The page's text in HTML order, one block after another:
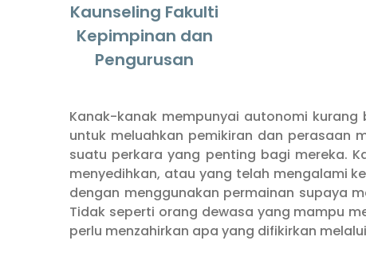
Kaunseling Fakulti
Kepimpinan dan
Pengurusan
Kanak-kanak mempunyai autonomi
untuk meluahkan pemikiran dan perasaan
suatu perkara yang penting bagi mereka.
menyedihkan, atau yang telah mengalami
dengan menggunakan permainan supaya
Tidak seperti orang dewasa yang mampu
perlu menzahirkan apa yang difikirkan